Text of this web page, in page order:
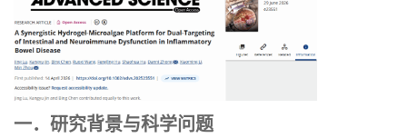
一．研究背景与科学问题